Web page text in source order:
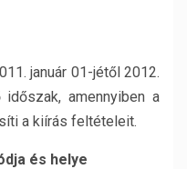
január 01-jétől 2012.
amennyiben a
a kiírás feltételeit.
és helye